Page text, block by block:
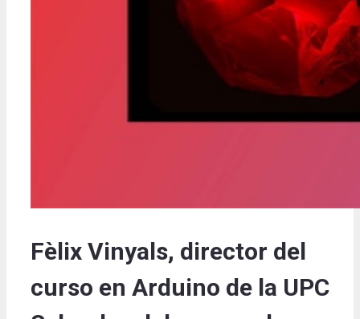
Fèlix Vinyals, director del
curso en Arduino de la UPC